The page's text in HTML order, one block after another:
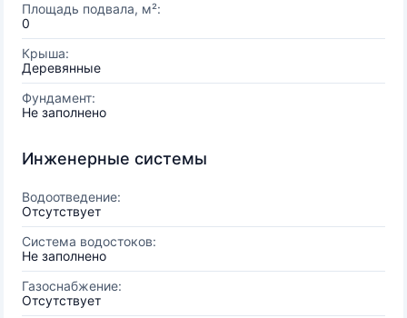
Площадь подвала, м²:
0
Крыша:
Деревянные
Фундамент:
Не заполнено
Инженерные системы
Водоотведение:
Отсутствует
Система водостоков:
Не заполнено
Газоснабжение:
Отсутствует